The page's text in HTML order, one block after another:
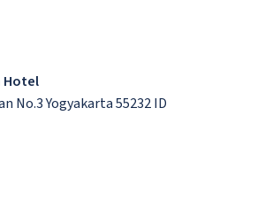
Hotel
No.3 Yogyakarta 55232 ID